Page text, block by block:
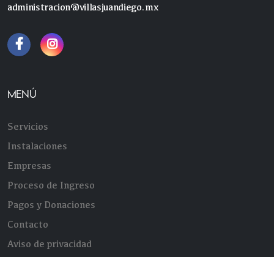
administracion@villasjuandiego.mx
MENÚ
Servicios
Instalaciones
Empresas
Proceso de Ingreso
Pagos y Donaciones
Contacto
Aviso de privacidad